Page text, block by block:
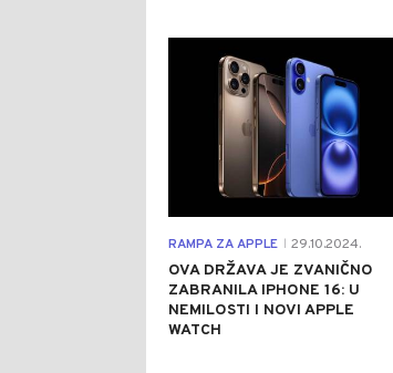
RAMPA ZA APPLE 29.10.2024.
OVA DRŽAVA JE ZVANIČNO
ZABRANILA IPHONE 16: U
NEMILOSTI I NOVI APPLE
WATCH